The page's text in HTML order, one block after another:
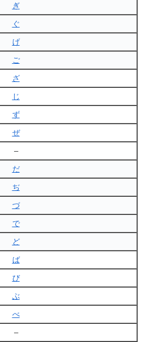
ぎ
ぐ
げ
ご
ざ
じ
ず
ぜ
–
だ
ぢ
づ
で
ど
ば
び
ぶ
べ
–